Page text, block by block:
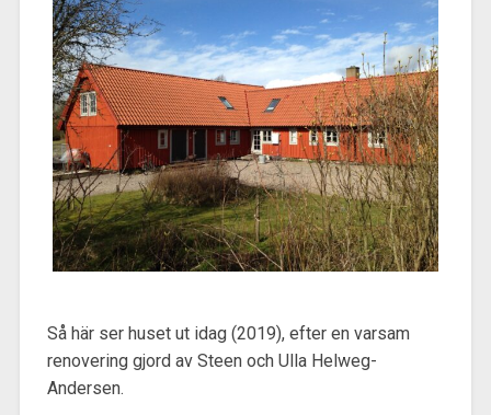
Så här ser huset ut idag (2019), efter en varsam
renovering gjord av Steen och Ulla Helweg-
Andersen.